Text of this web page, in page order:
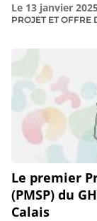
Le 13 janvier
PROJET ET OFFRE
Le premier
(PMSP) du
Calais